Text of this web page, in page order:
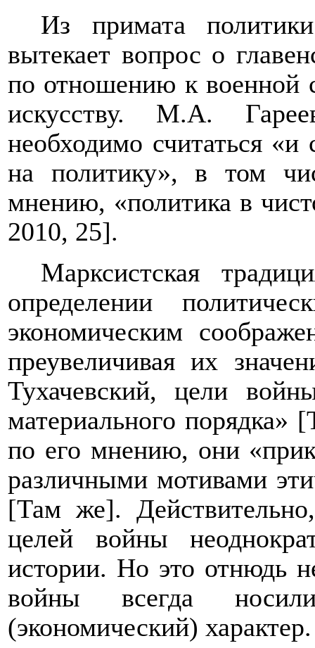
Из примата
вытекает вопрос о
по отношению к военной
искусству. М.А.
необходимо считаться
на политику», в том
мнению, «политика в
2010, 25].
Марксистская
определении
экономическим
преувеличивая их
Тухачевский, цели
материального порядка»
по его мнению, они
различными мотивами
[Там же].
целей войны
истории. Но это отнюдь
войны всегда
(экономический) характер.